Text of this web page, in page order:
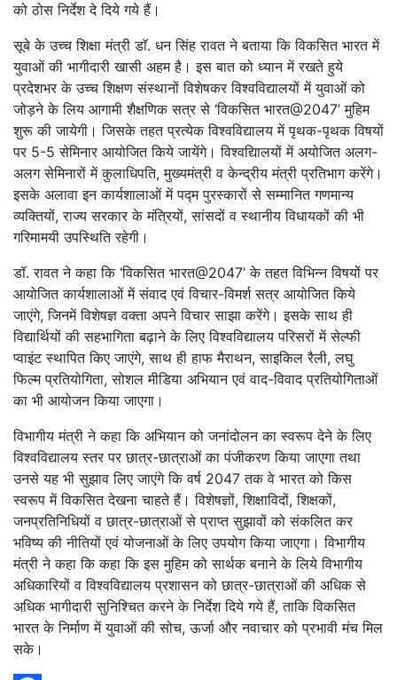
को ठोस निर्देश दे दिये गये हैं।
सूबे के उच्च शिक्षा मंत्री डाॅ. धन सिंह रावत ने बताया कि विकसित भारत में
युवाओं की भागीदारी खासी अहम है। इस बात को ध्यान में रखते हुये
प्रदेशभर के उच्च शिक्षण संस्थानों विशेषकर विश्वविद्यालयों में युवाओं को
जोड़ने के लिय आगामी शैक्षणिक सत्र से ‘विकसित भारत@2047’ मुहिम
शुरू की जायेगी। जिसके तहत प्रत्येक विश्वविद्यालय में पृथक-पृथक विषयों
पर 5-5 सेमिनार आयोजित किये जायेंगे। विश्वद्यिालयों में अयोजित अलग-
अलग सेमिनारों में कुलाधिपति, मुख्यमंत्री व केन्द्रीय मंत्री प्रतिभाग करेंगे।
इसके अलावा इन कार्यशालाओं में पद्म पुरस्कारों से सम्मानित गणमान्य
व्यक्तियों, राज्य सरकार के मंत्रियों, सांसदों व स्थानीय विधायकों की भी
गरिमामयी उपस्थिति रहेगी।
डॉ. रावत ने कहा कि ‘विकसित भारत@2047’ के तहत विभिन्न विषयों पर
आयोजित कार्यशालाओं में संवाद एवं विचार-विमर्श सत्र आयोजित किये
जाएंगे, जिनमें विशेषज्ञ वक्ता अपने विचार साझा करेंगे। इसके साथ ही
विद्यार्थियों की सहभागिता बढ़ाने के लिए विश्वविद्यालय परिसरों में सेल्फी
प्वाइंट स्थापित किए जाएंगे, साथ ही हाफ मैराथन, साइकिल रैली, लघु
फिल्म प्रतियोगिता, सोशल मीडिया अभियान एवं वाद-विवाद प्रतियोगिताओं
का भी आयोजन किया जाएगा।
विभागीय मंत्री ने कहा कि अभियान को जनांदोलन का स्वरूप देने के लिए
विश्वविद्यालय स्तर पर छात्र-छात्राओं का पंजीकरण किया जाएगा तथा
उनसे यह भी सुझाव लिए जाएंगे कि वर्ष 2047 तक वे भारत को किस
स्वरूप में विकसित देखना चाहते हैं। विशेषज्ञों, शिक्षाविदों, शिक्षकों,
जनप्रतिनिधियों व छात्र-छात्राओं से प्राप्त सुझावों को संकलित कर
भविष्य की नीतियों एवं योजनाओं के लिए उपयोग किया जाएगा। विभागीय
मंत्री ने कहा कि कहा कि इस मुहिम को सार्थक बनाने के लिये विभागीय
अधिकारियों व विश्वविद्यालय प्रशासन को छात्र-छात्राओं की अधिक से
अधिक भागीदारी सुनिश्चित करने के निर्देश दिये गये हैं, ताकि विकसित
भारत के निर्माण में युवाओं की सोच, ऊर्जा और नवाचार को प्रभावी मंच मिल
सके।